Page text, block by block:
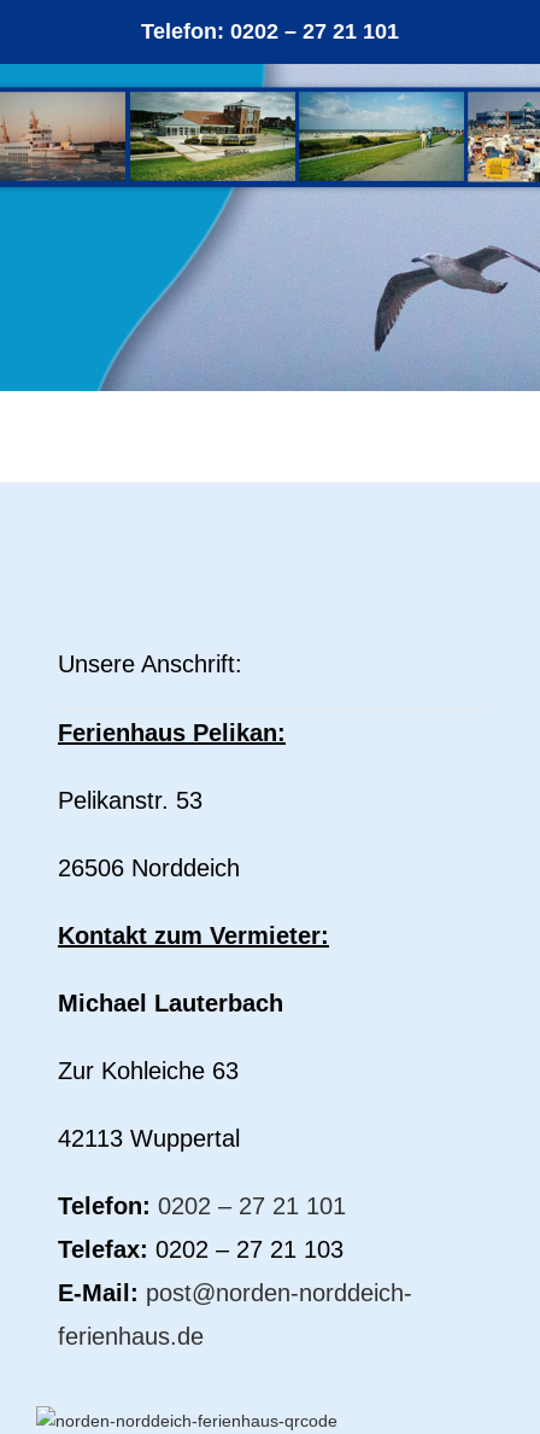
Telefon: 0202 – 27 21 101
Unsere Anschrift:
Ferienhaus Pelikan:
Pelikanstr. 53
26506 Norddeich
Kontakt zum Vermieter:
Michael Lauterbach
Zur Kohleiche 63
42113 Wuppertal
Telefon: 0202 – 27 21 101
Telefax: 0202 – 27 21 103
E-Mail: post@norden-norddeich-
ferienhaus.de